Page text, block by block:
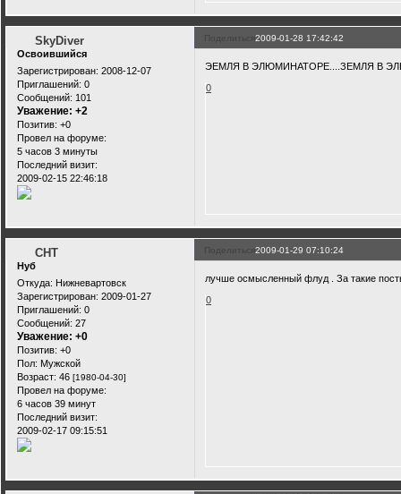
Поделиться2009-01-28 17:42:42
SkyDiver
Освоившийся
Зарегистрирован: 2008-12-07
Приглашений: 0
Сообщений: 101
Уважение: +2
Позитив: +0
Провел на форуме:
5 часов 3 минуты
Последний визит:
2009-02-15 22:46:18
ЭЕМЛЯ В ЭЛЮМИНАТОРЕ....ЗЕМЛЯ В
0
Поделиться2009-01-29 07:10:24
CHT
Нуб
Откуда: Нижневартовск
Зарегистрирован: 2009-01-27
Приглашений: 0
Сообщений: 27
Уважение: +0
Позитив: +0
Пол: Мужской
Возраст: 46 [1980-04-30]
Провел на форуме:
6 часов 39 минут
Последний визит:
2009-02-17 09:15:51
лучше осмысленный флуд . За такие
0